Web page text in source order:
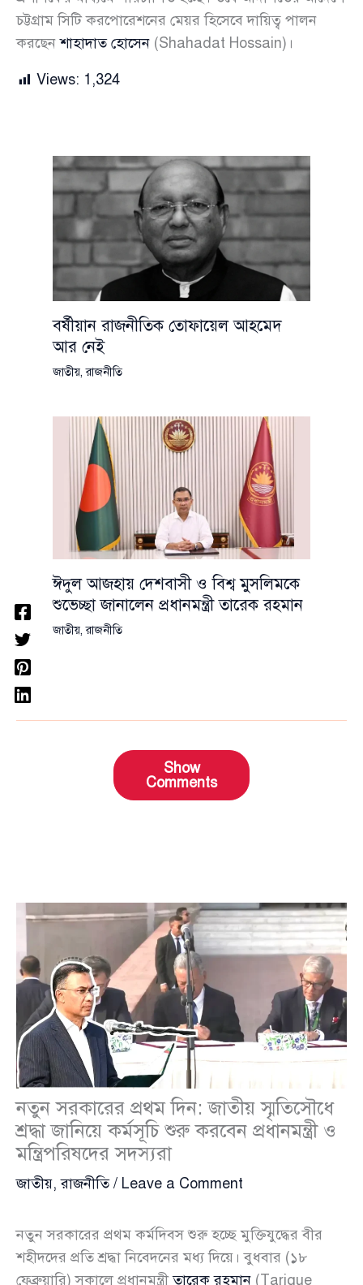
চট্টগ্রাম সিটি করপোরেশনের মেয়র হিসেবে দায়িত্ব পালন
করছেনশাহাদাত হোসেন (Shahadat Hossain)।
Views: 1,324
বর্ষীয়ান রাজনীতিক তোফায়েল আহমেদ
আর নেই
জাতীয়,রাজনীতি
ঈদুল আজহায় দেশবাসী ও বিশ্ব মুসলিমকে
শুভেচ্ছা জানালেন প্রধানমন্ত্রী তারেক রহমান
জাতীয়,রাজনীতি
Show
Comments
নতুন সরকারের প্রথম দিন: জাতীয় স্মৃতিসৌধে
শ্রদ্ধা জানিয়ে কর্মসূচি শুরু করবেন প্রধানমন্ত্রী ও
মন্ত্রিপরিষদের সদস্যরা
জাতীয়,রাজনীতি/ Leave a Comment
নতুন সরকারের প্রথম কর্মদিবস শুরু হচ্ছে মুক্তিযুদ্ধের বীর
শহীদদের প্রতি শ্রদ্ধা নিবেদনের মধ্য দিয়ে। বুধবার (১৮
ফেব্রুয়ারি) সকালে প্রধানমন্ত্রীতারেক রহমান (Tarique